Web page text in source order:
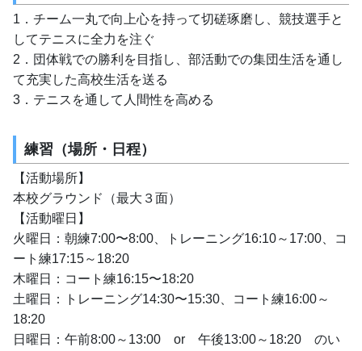
1．チーム一丸で向上心を持って切磋琢磨し、競技選手と
してテニスに全力を注ぐ
2．団体戦での勝利を目指し、部活動での集団生活を通し
て充実した高校生活を送る
3．テニスを通して人間性を高める
練習（場所・日程）
【活動場所】
本校グラウンド（最大３面）
【活動曜日】
火曜日：朝練7:00〜8:00、トレーニング16:10～17:00、コ
ート練17:15～18:20
木曜日：コート練16:15〜18:20
土曜日：トレーニング14:30〜15:30、コート練16:00～
18:20
日曜日：午前8:00～13:00　or　午後13:00～18:20　のい